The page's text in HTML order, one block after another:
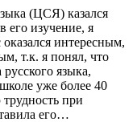
(ЦСЯ) казался
его изучение, я
интересным,
т.к. я понял, что
языка,
уже более 40
при
его…